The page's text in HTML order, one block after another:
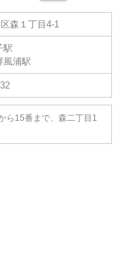
森１丁目4-1
駅
風浦駅
ら15番まで、森二丁目1